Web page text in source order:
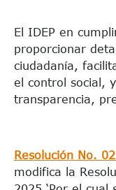
El IDEP en
proporcionar
ciudadanía,
el control social,
transparencia,
Resolución No.
modifica la